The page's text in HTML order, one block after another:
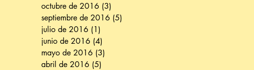
octubre de 2016 (3)
septiembre de 2016 (5)
julio de 2016 (1)
junio de 2016 (4)
mayo de 2016 (3)
abril de 2016 (5)